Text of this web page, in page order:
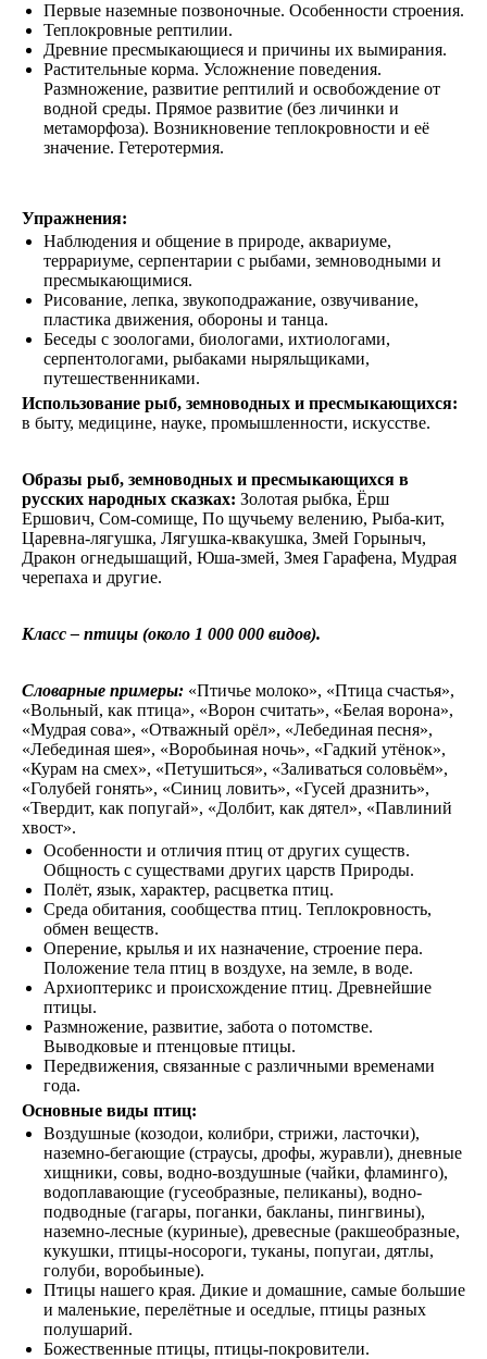
Первые наземные позвоночные. Особенности строения.
Теплокровные рептилии.
Древние пресмыкающиеся и причины их вымирания.
Растительные корма. Усложнение поведения.
Размножение, развитие рептилий и освобождение от
водной среды. Прямое развитие (без личинки и
метаморфоза). Возникновение теплокровности и её
значение. Гетеротермия.
Упражнения:
Наблюдения и общение в природе, аквариуме,
террариуме, серпентарии с рыбами, земноводными и
пресмыкающимися.
Рисование, лепка, звукоподражание, озвучивание,
пластика движения, обороны и танца.
Беседы с зоологами, биологами, ихтиологами,
серпентологами, рыбаками ныряльщиками,
путешественниками.
Использование рыб, земноводных и пресмыкающихся:
в быту, медицине, науке, промышленности, искусстве.
Образы рыб, земноводных и пресмыкающихся в
русских народных сказках: Золотая рыбка, Ёрш
Ершович, Сом-сомище, По щучьему велению, Рыба-кит,
Царевна-лягушка, Лягушка-квакушка, Змей Горыныч,
Дракон огнедышащий, Юша-змей, Змея Гарафена, Мудрая
черепаха и другие.
Класс – птицы (около 1 000 000 видов).
Словарные примеры: «Птичье молоко», «Птица счастья»,
«Вольный, как птица», «Ворон считать», «Белая ворона»,
«Мудрая сова», «Отважный орёл», «Лебединая песня»,
«Лебединая шея», «Воробьиная ночь», «Гадкий утёнок»,
«Курам на смех», «Петушиться», «Заливаться соловьём»,
«Голубей гонять», «Синиц ловить», «Гусей дразнить»,
«Твердит, как попугай», «Долбит, как дятел», «Павлиний
хвост».
Особенности и отличия птиц от других существ.
Общность с существами других царств Природы.
Полёт, язык, характер, расцветка птиц.
Среда обитания, сообщества птиц. Теплокровность,
обмен веществ.
Оперение, крылья и их назначение, строение пера.
Положение тела птиц в воздухе, на земле, в воде.
Архиоптерикс и происхождение птиц. Древнейшие
птицы.
Размножение, развитие, забота о потомстве.
Выводковые и птенцовые птицы.
Передвижения, связанные с различными временами
года.
Основные виды птиц:
Воздушные (козодои, колибри, стрижи, ласточки),
наземно-бегающие (страусы, дрофы, журавли), дневные
хищники, совы, водно-воздушные (чайки, фламинго),
водоплавающие (гусеобразные, пеликаны), водно-
подводные (гагары, поганки, бакланы, пингвины),
наземно-лесные (куриные), древесные (ракшеобразные,
кукушки, птицы-носороги, туканы, попугаи, дятлы,
голуби, воробьиные).
Птицы нашего края. Дикие и домашние, самые большие
и маленькие, перелётные и оседлые, птицы разных
полушарий.
Божественные птицы, птицы-покровители.